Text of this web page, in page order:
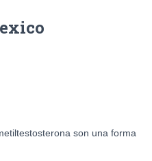
son una forma